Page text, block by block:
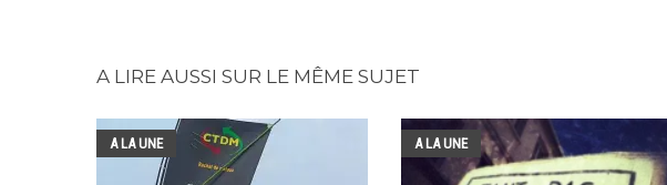
A LIRE AUSSI SUR LE MÊME SUJET
A LA UNE A LA UNE